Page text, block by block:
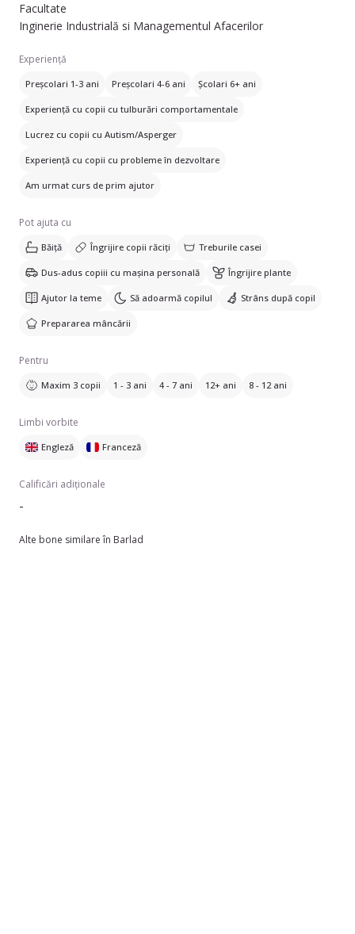
Facultate
Inginerie Industrială si Managementul Afacerilor
Experiență
Preșcolari 1-3 ani Preșcolari 4-6 ani Școlari 6+ ani
Experiență cu copii cu tulburări comportamentale
Lucrez cu copii cu Autism/Asperger
Experiență cu copii cu probleme în dezvoltare
Am urmat curs de prim ajutor
Pot ajuta cu
Băiță Îngrijire copii răciți Treburile casei
Dus-adus copiii cu mașina personală Îngrijire plante
Ajutor la teme Să adoarmă copilul Strâns după copil
Prepararea mâncării
Pentru
Maxim 3 copii 1 - 3 ani 4 - 7 ani 12+ ani 8 - 12 ani
Limbi vorbite
Engleză Franceză
Calificări adiționale
-
Alte bone similare în Barlad